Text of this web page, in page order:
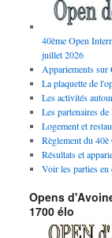
40ème Open
juillet 2026
Appariements sur
La plaquette de
Les activités
Les partenaires de
Logement et
Règlement du
Résultats et
Voir les parties en
Opens
1700 élo